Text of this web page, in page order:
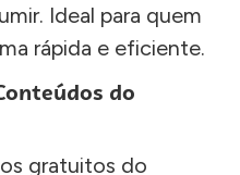
Ideal para quem
rápida e eficiente.
do
gratuitos do